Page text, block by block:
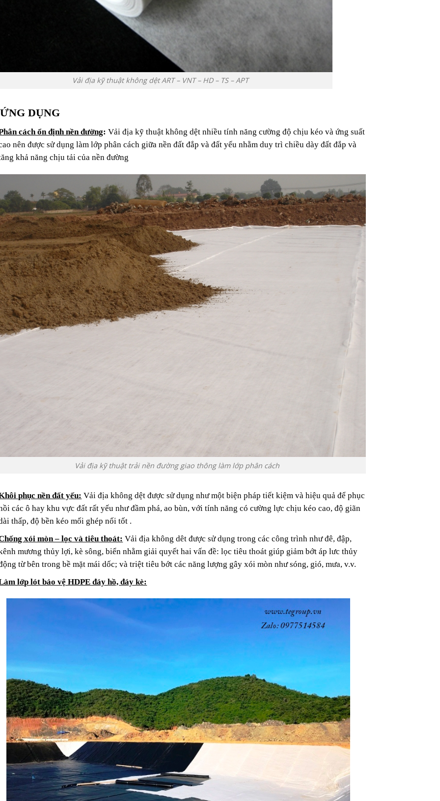
Vải địa kỹ thuật không dệt ART – VNT – HD – TS – APT
DỤNG
cách ổn định nền đường: Vải địa kỹ thuật không dệt nhiều tính năng cường độ chịu kéo và ứng suất
nên được sử dụng làm lớp phân cách giữa nền đất đắp và đất yếu nhằm duy trì chiều dày đất đắp và
khả năng chịu tải của nền đường
Vải địa kỹ thuật trải nền đường giao thông làm lớp phân cách
phục nền đất yếu: Vải địa không dệt được sử dụng như một biện pháp tiết kiệm và hiệu quả để phục
các ô hay khu vực đất rất yếu như đầm phá, ao bùn, với tính năng có cường lực chịu kéo cao, độ giãn
thấp, độ bền kéo mối ghép nối tốt .
xói mòn – lọc và tiêu thoát: Vải địa không dêt được sử dụng trong các công trình như đê, đập,
mương thủy lợi, kè sông, biển nhằm giải quyết hai vấn đề: lọc tiêu thoát giúp giảm bớt áp lưc thủy
từ bên trong bề mặt mái dốc; và triệt tiêu bớt các năng lượng gây xói mòn như sóng, gió, mưa, v.v.
lớp lót bảo vệ HDPE đáy hồ, đáy kè: